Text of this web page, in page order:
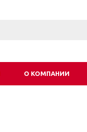
О КОМПАНИИ